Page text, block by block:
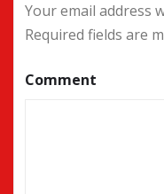
Your email address
Required fields are
Comment